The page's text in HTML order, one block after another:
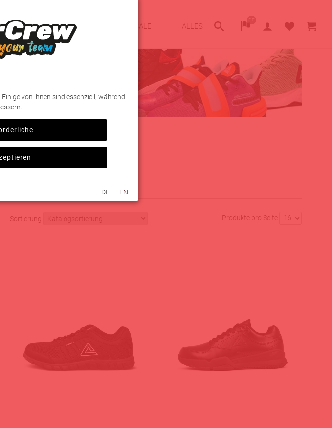
TEXTILDRUCK SALE ALLES
Sortierung Produkte pro Seite 16
von ihnen sind essenziell, während
DE EN